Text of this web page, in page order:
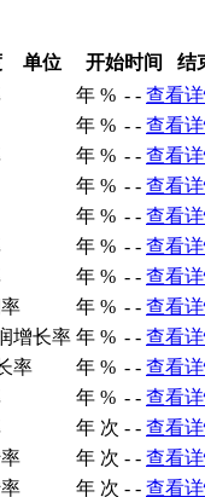
单位 开始时间
结
年 % - - 查看
年 % - - 查看
年 % - - 查看
年 % - - 查看
年 % - - 查看
年 % - - 查看
年 % - - 查看
年 % - - 查看
增长率 年 % - - 查看
率
年 % - - 查看
年 % - - 查看
年 次 - - 查看
年 次 - - 查看
年 次 - - 查看